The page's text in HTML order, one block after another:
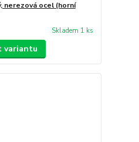
nerezová ocel (horní
Skladem 1 ks
variantu